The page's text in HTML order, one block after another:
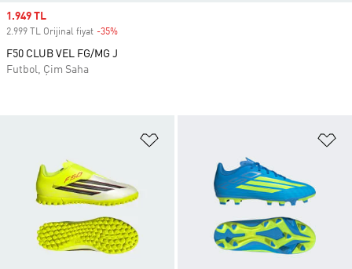
Sale price
1.949 TL
2.999 TL Orijinal fiyat -35%
F50 CLUB VEL FG/MG J
Futbol, Çim Saha